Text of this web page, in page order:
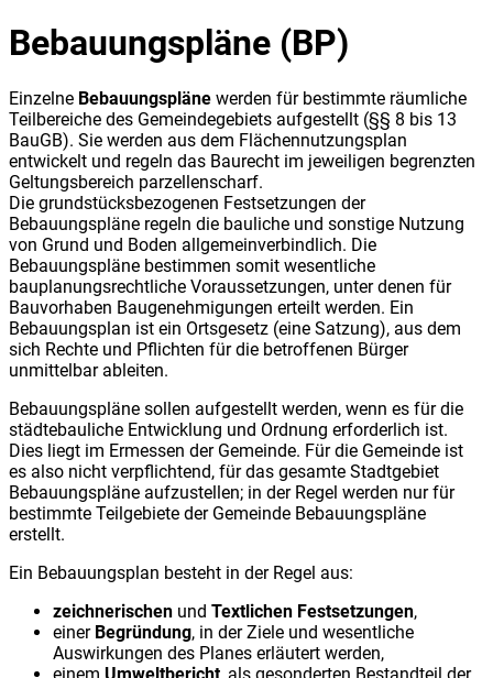
Bebauungspläne (BP)
Einzelne Bebauungspläne werden für bestimmte räumliche
Teilbereiche des Gemeindegebiets aufgestellt (§§ 8 bis 13
BauGB). Sie werden aus dem Flächennutzungsplan
entwickelt und regeln das Baurecht im jeweiligen begrenzten
Geltungsbereich parzellenscharf.
Die grundstücksbezogenen Festsetzungen der
Bebauungspläne regeln die bauliche und sonstige Nutzung
von Grund und Boden allgemeinverbindlich. Die
Bebauungspläne bestimmen somit wesentliche
bauplanungsrechtliche Voraussetzungen, unter denen für
Bauvorhaben Baugenehmigungen erteilt werden. Ein
Bebauungsplan ist ein Ortsgesetz (eine Satzung), aus dem
sich Rechte und Pflichten für die betroffenen Bürger
unmittelbar ableiten.
Bebauungspläne sollen aufgestellt werden, wenn es für die
städtebauliche Entwicklung und Ordnung erforderlich ist.
Dies liegt im Ermessen der Gemeinde. Für die Gemeinde ist
es also nicht verpflichtend, für das gesamte Stadtgebiet
Bebauungspläne aufzustellen; in der Regel werden nur für
bestimmte Teilgebiete der Gemeinde Bebauungspläne
erstellt.
Ein Bebauungsplan besteht in der Regel aus:
zeichnerischen und Textlichen Festsetzungen,
einer Begründung, in der Ziele und wesentliche
Auswirkungen des Planes erläutert werden,